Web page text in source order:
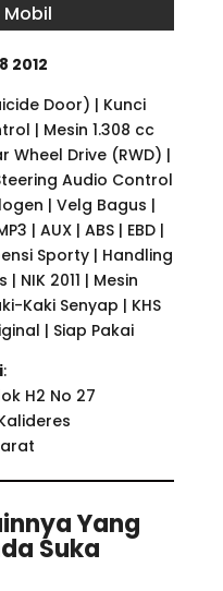
2012
Door) | Kunci
| Mesin 1.308 cc
Wheel Drive (RWD) |
Audio Control
| Velg Bagus |
| AUX | ABS | EBD |
Sporty | Handling
NIK 2011 | Mesin
Kaki Senyap | KHS
| Siap Pakai
:
H2 No 27
Yang
Suka